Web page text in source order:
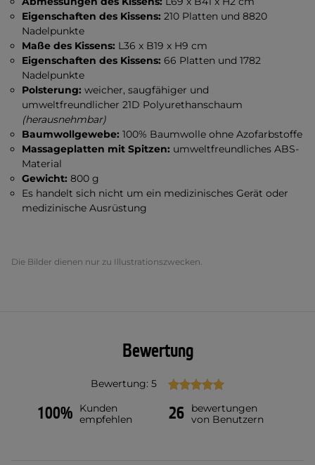
Eigenschaften des Kissens: 210 Platten und 8820
Nadelpunkte
Maße des Kissens: L36 x B19 x H9 cm
Eigenschaften des Kissens: 66 Platten und 1782
Nadelpunkte
Polsterung: weicher, saugfähiger und
umweltfreundlicher 21D Polyurethanschaum
(herausnehmbar)
Baumwollgewebe: 100% Baumwolle ohne Azofarbstoffe
Massageplatten mit Spitzen: umweltfreundliches ABS-
Material
Gewicht: 800 g
Es handelt sich nicht um ein medizinisches Gerät oder
medizinische Ausrüstung
Die Bilder dienen nur zu Illustrationszwecken.
Bewertung
Bewertung: 5
100%
Kunden
empfehlen
26
bewertungen
von Benutzern